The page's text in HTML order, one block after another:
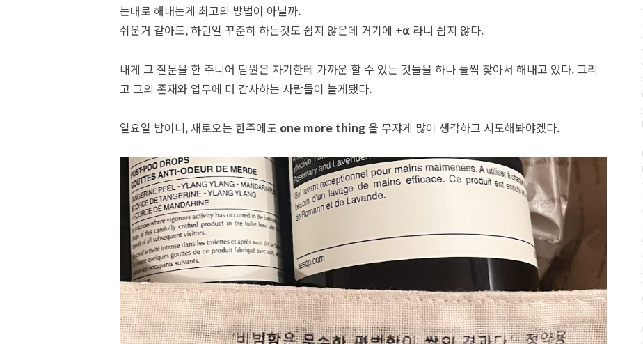
는대로 해내는게 최고의 방법이 아닐까.
쉬운거 같아도, 하던일 꾸준히 하는것도 쉽지 않은데 거기에 +⍺ 라니 쉽지 않다.
내게 그 질문을 한 주니어 팀원은 자기한테 가까운 할 수 있는 것들을 하나 둘씩 찾아서 해내고 있다. 그리
고 그의 존재와 업무에 더 감사하는 사람들이 늘게됐다.
일요일 밤이니, 새로오는 한주에도 one more thing 을 무쟈게 많이 생각하고 시도해봐야겠다.